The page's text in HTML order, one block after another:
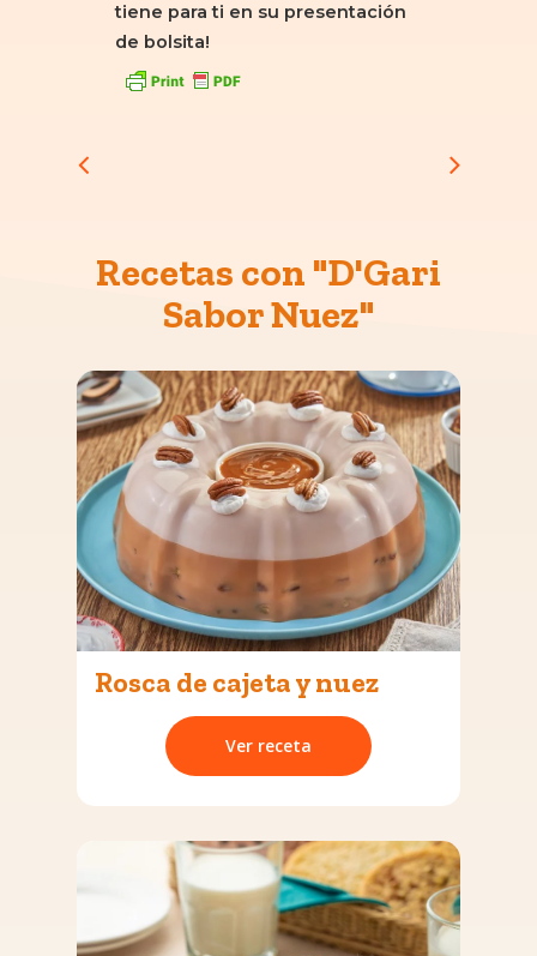
tiene para ti en su presentación
de bolsita!
Recetas con "D'Gari
Sabor Nuez"
Rosca de cajeta y nuez
Ver receta